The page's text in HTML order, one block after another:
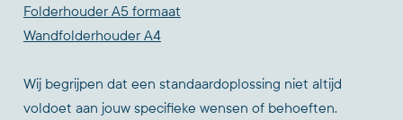
Folderhouder A5 formaat
Wandfolderhouder A4
Wij begrijpen dat een standaardoplossing niet altijd
voldoet aan jouw specifieke wensen of behoeften.